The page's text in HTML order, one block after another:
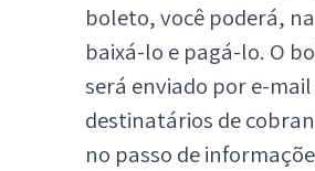
boleto, você poderá,
baixá-lo e pagá-lo. O
será enviado por e-mail
destinatários de
no passo de